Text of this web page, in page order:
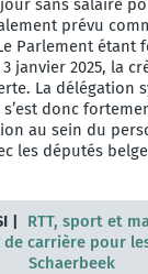
prévu
Parlement étant
janvier 2025, la
La délégation
donc
au sein du
les députés
|
RTT, sport et
carrière pour
Schaerbeek